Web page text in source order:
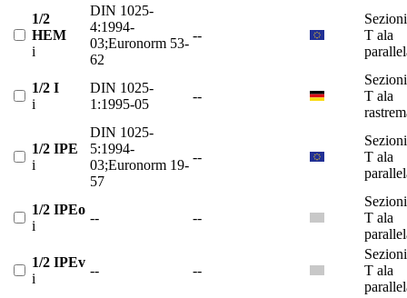
1/2
HEM
i
DIN 1025-
4:1994-
03;Euronorm 53-
62
--
T ala
1/2 I
i
DIN 1025-
1:1995-05
--
T ala
1/2 IPE
i
DIN 1025-
5:1994-
03;Euronorm 19-
57
--
T ala
1/2 IPEo
i
-- --
T ala
1/2 IPEv
i
-- --
T ala